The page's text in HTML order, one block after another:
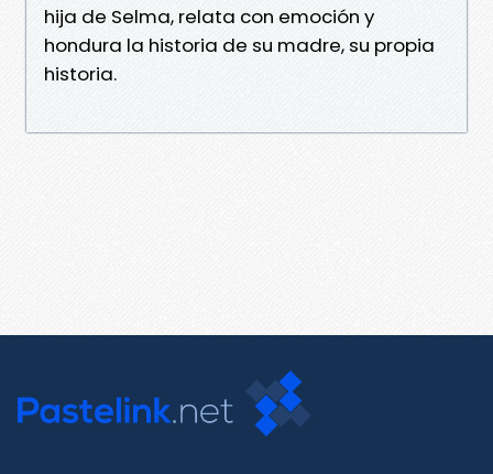
hija de Selma, relata con emoción y
hondura la historia de su madre, su propia
historia.